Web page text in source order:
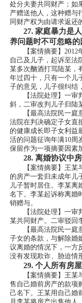
处分夫妻共同财产；如
产赠送他人，这种赠与
同财产权为由请求返还
27. 家庭暴力是
养问题时不可忽略的
【案情摘要】2012年
自己及儿子，起诉至法
某多次酗酒打骂陆某，
年过四十，只有一个儿
子的意见，儿子很纠结
【法院处理】一审判
斜，二审改判儿子归陆
【最高法院民一庭意
法院在判决确定子女直
的健康成长即子女利益
活的问题征询年满10周
保留作为一项摘要因素
28. 离婚协议中
【案情摘要】王某与
的房产一套归未成年儿
儿子暂时居住。李某离
名下。李某起诉称离婚
销赠与。
【法院处理】一审判
某共同财产。二审驳回
【最高法院民一庭意
子女的条款，与解除婚
议离婚的情况下，一方
没有发现欺诈、胁迫情
29. 个人所有房
【案情摘要】王某与
售自己婚前房产的款项
己名下。王某用自己婚